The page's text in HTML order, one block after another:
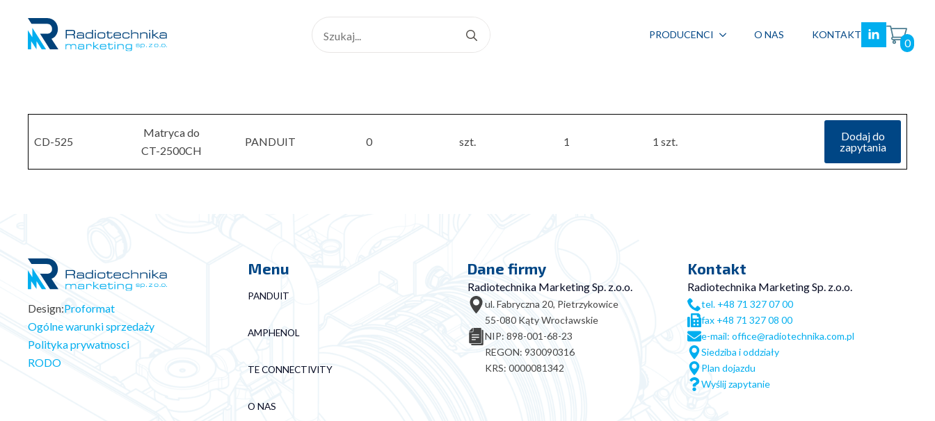
for:
PRODUCENCI O NAS KONTAKT
0
CD-525
Matryca do
CT-2500CH
PANDUIT 0 szt. 1 1 szt.
Dodaj do
zapytania
Design:Proformat
Ogólne warunki sprzedaży
Polityka prywatnosci
RODO
Menu
PANDUIT
AMPHENOL
TE CONNECTIVITY
O NAS
Dane firmy
Radiotechnika Marketing Sp. z.o.o.
ul. Fabryczna 20, Pietrzykowice
55-080 Kąty Wrocławskie
NIP: 898-001-68-23
REGON: 930090316
KRS: 0000081342
Kontakt
Radiotechnika Marketing Sp. z.o.o.
tel. +48 71 327 07 00
fax +48 71 327 08 00
e-mail: office@radiotechnika.com.pl
Siedziba i oddziały
Plan dojazdu
Wyślij zapytanie